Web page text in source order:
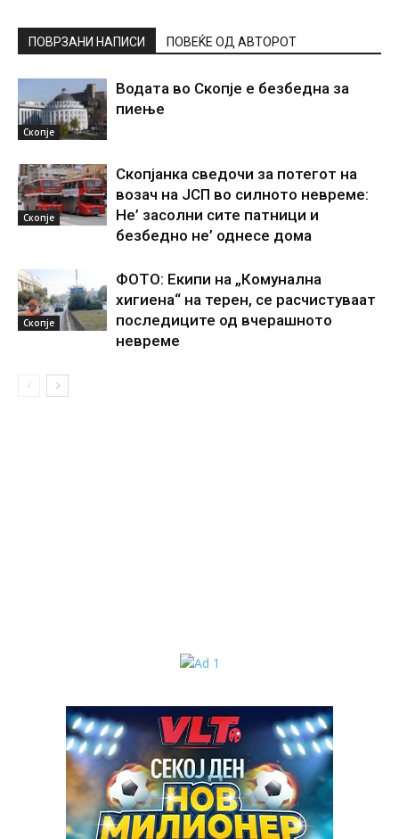
ПОВРЗАНИ НАПИСИ ПОВЕЌЕ ОД АВТОРОТ
Скопје
Водата во Скопје е безбедна за
пиење
Скопје
Скопјанка сведочи за потегот на
возач на ЈСП во силното невреме:
Не’ засолни сите патници и
безбедно не’ однесе дома
Скопје
ФОТО: Екипи на „Комунална
хигиена“ на терен, се расчистуваат
последиците од вчерашното
невреме